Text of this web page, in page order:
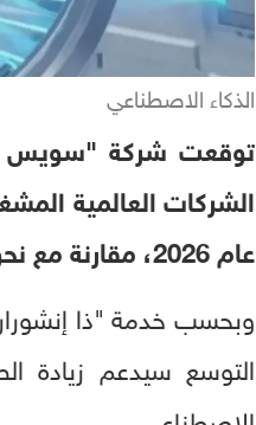
الذكاء الاصطناعي
عام 2026، مقارنة مع نحو 500 مليار دولار في العام الماضي.
التوسع سيدعم زيادة